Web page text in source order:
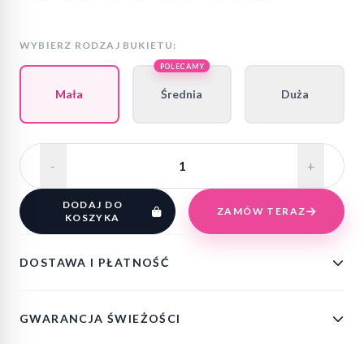
WYBIERZ RODZAJ BUKIETU:
Mała
POLECAMY
Średnia Duża
- +
DODAJ DO
KOSZYKA
ZAMÓW TERAZ
DOSTAWA I PŁATNOŚĆ
GWARANCJA ŚWIEŻOŚCI